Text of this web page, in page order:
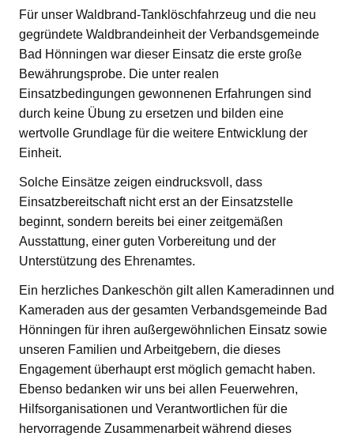
Für unser Waldbrand-Tanklöschfahrzeug und die neu
gegründete Waldbrandeinheit der Verbandsgemeinde
Bad Hönningen war dieser Einsatz die erste große
Bewährungsprobe. Die unter realen
Einsatzbedingungen gewonnenen Erfahrungen sind
durch keine Übung zu ersetzen und bilden eine
wertvolle Grundlage für die weitere Entwicklung der
Einheit.
Solche Einsätze zeigen eindrucksvoll, dass
Einsatzbereitschaft nicht erst an der Einsatzstelle
beginnt, sondern bereits bei einer zeitgemäßen
Ausstattung, einer guten Vorbereitung und der
Unterstützung des Ehrenamtes.
Ein herzliches Dankeschön gilt allen Kameradinnen und
Kameraden aus der gesamten Verbandsgemeinde Bad
Hönningen für ihren außergewöhnlichen Einsatz sowie
unseren Familien und Arbeitgebern, die dieses
Engagement überhaupt erst möglich gemacht haben.
Ebenso bedanken wir uns bei allen Feuerwehren,
Hilfsorganisationen und Verantwortlichen für die
hervorragende Zusammenarbeit während dieses